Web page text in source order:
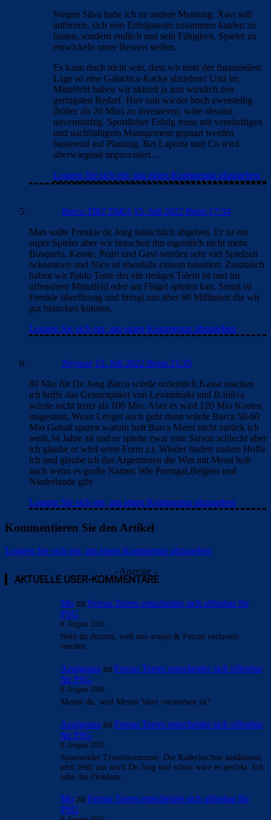
Wegen Silva habe ich ne andere Meinung. Xavi soll
aufhören, sich sein Erfolgsteam zusammen kaufen zu
lassen, sondern endlich mal sein Fähigkeit, Spieler zu
entwickeln unter Beweis stellen.
Es kann doch nicht sein, dass wir trotz der finanziellen
Lage so eine Galactica-Kacke abziehen! Und im
Mittelfeld haben wir aktuell ja nzn wirklich den
geringsten Bedarf. Hier nun wieder hoch zweistellig
(höher als 20 Mio) zu investieren, wäre absolut
unvernünftig. Sportlicher Erfolg muss mit vernünftigen
und nachhaltigem Management gepaart werden
basierend auf Planung. Bei Laporta und Co wird
überwiegend improvisiert…
Loggen Sie sich ein, um einen Kommentar abzugeben
Barca TIKI TAKA 15. Juli 2022 Beim 17:34
Man sollte Frenkie de Jong tatsächlich abgeben. Er ist ein
super Spieler aber wir brauchen ihn eigentlich nicht mehr.
Busquets, Kessie, Pedri und Gavi werden sehr viel Spielzeit
bekommen und Nico ist ebenfalls extrem talentiert. Zusätzlich
haben wir Pablo Torre der ein riesiges Talent ist und im
offensiven Mittelfeld oder am Flügel spielen kan. Somit ist
Frenkie überflüssig und bringt uns über 80 Millionen die wir
gut brauchen können.
Loggen Sie sich ein, um einen Kommentar abzugeben
Neymar 15. Juli 2022 Beim 21:35
80 Mio für De Jong Barca würde ordentlich Kasse machen
ich hoffe das Gesamtpaket von Levandoski und B.Siilva
würde nicht teuer als 100 Mio. Aber es wird 120 Mio Kosten
insgesamt, Wenn Lenget auch geht dann würde Barca 50-60
Mio Gehalt sparen warum holt Barca Messi nicht zurück ich
weiß,34 Jahre alt und er spielte zwar eine Saison schlecht aber
ich glaube er wird seine Form z.t. Wieder finden zudem Hoffe
ich und glaube ich das Argentinien die Wm mit Messi holt
auch wenn es große Namen Wie Portugal,Belgien und
Niederlande gibt
Loggen Sie sich ein, um einen Kommentar abzugeben
Kommentieren Sie den Artikel
Loggen Sie sich ein, um einen Kommentar abzugeben
- Anzeige -
AKTUELLE USER-KOMMENTARE
Mo zu Ferran Torres entscheidet sich offenbar für
PSG
8. August 2026
Nein du dummi, weil uns araujo & Ferran verlassen
werden.
Azulgrana zu Ferran Torres entscheidet sich offenbar
für PSG
8. August 2026
Meinst du, weil Messis Vater verstorben ist?
Azulgrana zu Ferran Torres entscheidet sich offenbar
für PSG
8. August 2026
Spannender Transfersommer. Die Kaderleichen ausdünnen,
jetzt fehlt nur noch De Jong und schon wäre es perfekt. Ich
sehe das Problem…
Mo zu Ferran Torres entscheidet sich offenbar für
PSG